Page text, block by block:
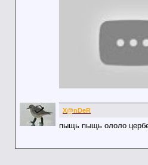
X@nDeR
пыщь пыщь ололо